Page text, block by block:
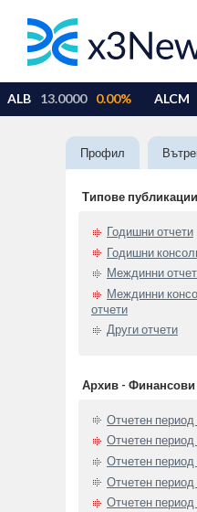
Профил
Типове публикации
Годишни отчети
Годишни
Междинни
Междинни
отчети
Други отчети
Архив - Финансови
Отчетен период
Отчетен период
Отчетен период
Отчетен период
Отчетен период